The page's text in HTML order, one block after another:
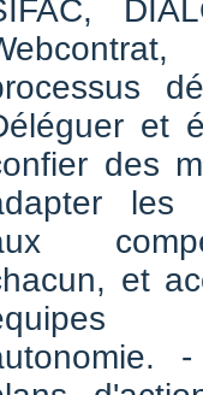
et
des
les
et